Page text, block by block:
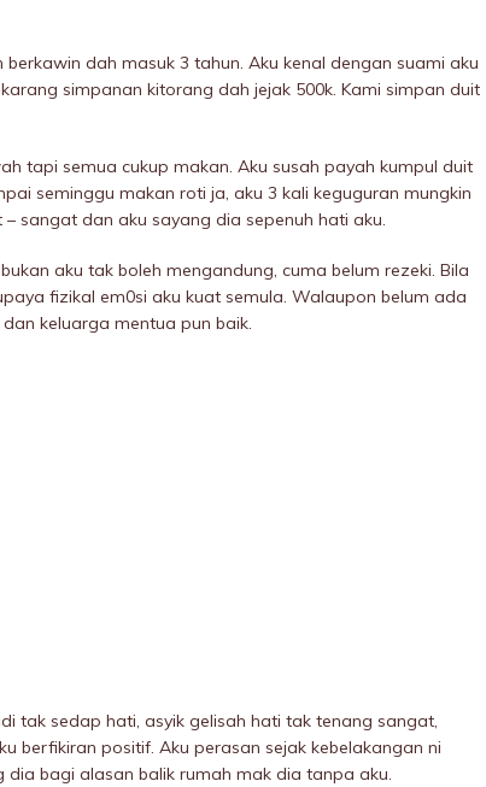
dah masuk 3 tahun. Aku kenal dengan suami aku
simpanan kitorang dah jejak 500k. Kami simpan duit
tapi semua cukup makan. Aku susah payah kumpul duit
seminggu makan roti ja, aku 3 kali keguguran mungkin
sangat dan aku sayang dia sepenuh hati aku.
aku tak boleh mengandung, cuma belum rezeki. Bila
fizikaI em0si aku kuat semula. Walaupon belum ada
keluarga mentua pun baik.
tak sedap hati, asyik gelisah hati tak tenang sangat,
berfikiran positif. Aku perasan sejak kebelakangan ni
dia bagi alasan balik rumah mak dia tanpa aku.